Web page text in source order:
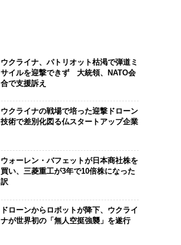
ウクライナ、パトリオット枯渇で弾道ミ
サイルを迎撃できず 大統領、NATO会
合で支援訴え
ウクライナの戦場で培った迎撃ドローン
技術で差別化図る仏スタートアップ企業
ウォーレン・バフェットが日本商社株を
買い、三菱重工が3年で10倍株になった
訳
ドローンからロボットが降下、ウクライ
ナが世界初の「無人空挺強襲」を遂行